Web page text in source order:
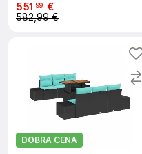
551 99 €
582,99 €
DOBRA CENA